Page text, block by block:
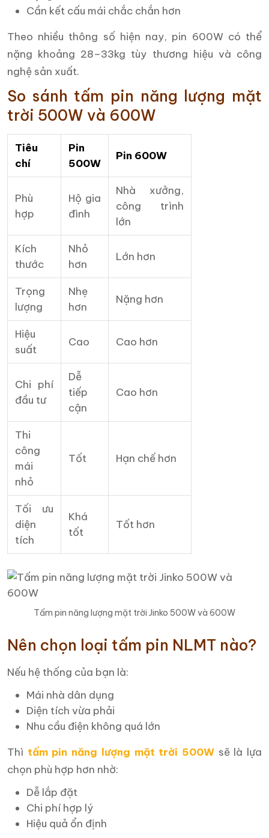
Cần kết cấu mái chắc chắn hơn
Theo nhiều thông số hiện nay, pin 600W có thể
nặng khoảng 28–33kg tùy thương hiệu và công
nghệ sản xuất.
So sánh tấm pin năng lượng mặt
trời 500W và 600W
Tiêu
chí
Pin
500W
Pin 600W
Phù
hợp
Hộ gia
đình
Nhà xưởng,
công trình
lớn
Kích
thước
Nhỏ
hơn
Lớn hơn
Trọng
lượng
Nhẹ
hơn
Nặng hơn
Hiệu
suất
Cao Cao hơn
Chi phí
đầu tư
Dễ
tiếp
cận
Cao hơn
Thi
công
mái
nhỏ
Tốt Hạn chế hơn
Tối ưu
diện
tích
Khá
tốt
Tốt hơn
Tấm pin năng lượng mặt trời Jinko 500W và 600W
Nên chọn loại tấm pin NLMT nào?
Nếu hệ thống của bạn là:
Mái nhà dân dụng
Diện tích vừa phải
Nhu cầu điện không quá lớn
Thì tấm pin năng lượng mặt trời 500Wsẽ là lựa
chọn phù hợp hơn nhờ:
Dễ lắp đặt
Chi phí hợp lý
Hiệu quả ổn định